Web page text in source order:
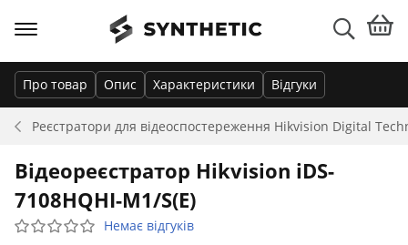
Реєстратори для відеоспостереження Hikvision Digital
Про товар Опис Характеристики Відгуки
Відеореєстратор Hikvision iDS-
7108HQHI-M1/S(E)
Немає відгуків